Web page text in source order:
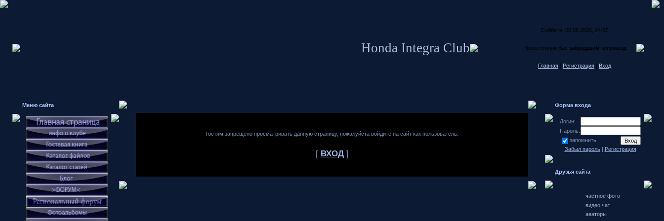
Honda Integra Club
Суббота, 08.08.2026, 04:57
Приветствую Вас забредший тигровод
Главная | Регистрация | Вход
Меню сайта
Гостям запрещено просматривать данную страницу, пожалуйста войдите на сайт как пользователь.
[ ВХОД]
Форма входа
Логин:
Пароль:
запомнить
Забыл пароль| Регистрация
Друзья сайтафорум
видео чат
аваторы
хранение